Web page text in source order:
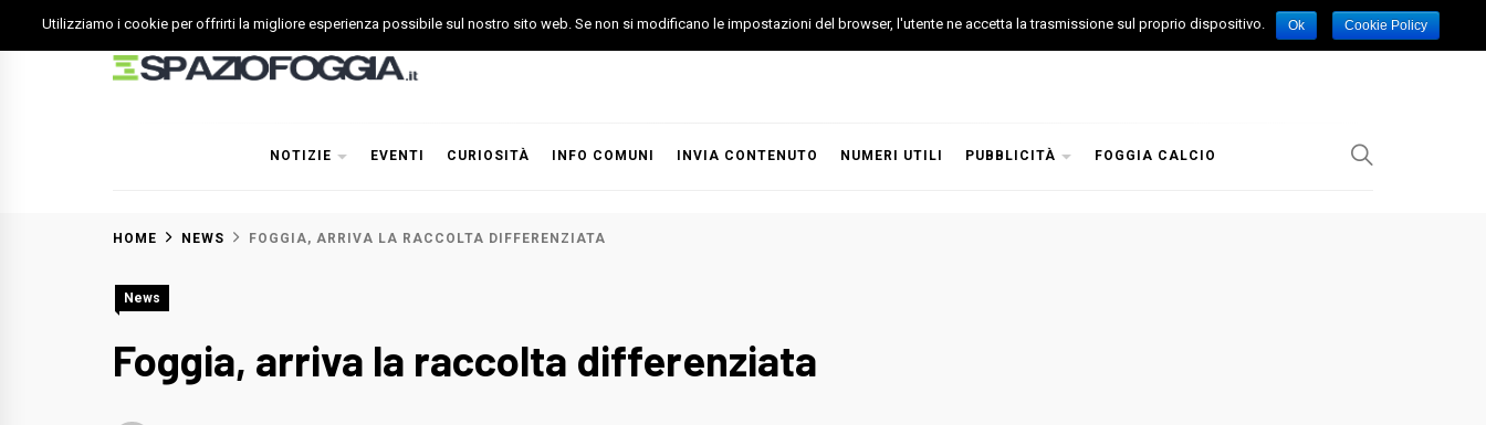
to
NOTIZIE EVENTI CURIOSITÀ INFO COMUNI INVIA CONTENUTO NUMERI UTILI PUBBLICITÀ FOGGIA CALCIO
HOME NEWS FOGGIA, ARRIVA LA RACCOLTA DIFFERENZIATA
News
Foggia, arriva la raccolta differenziata
Utilizziamo i cookie per offrirti la migliore esperienza possibile sul nostro sito web. Se non si modificano le impostazioni del browser, l'utente ne accetta la trasmissione sul proprio dispositivo. Ok Cookie Policy